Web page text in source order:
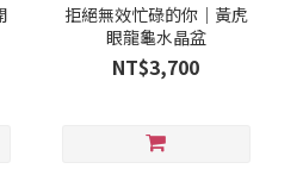
拒絕無效忙碌的你｜黃虎
眼龍龜水晶盆
NT$3,700